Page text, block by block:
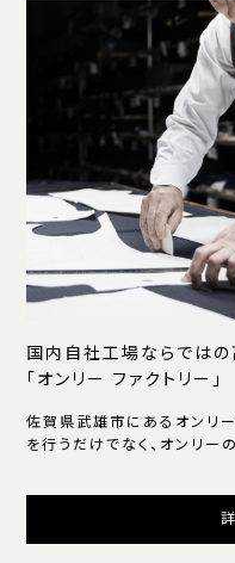
国内自社工場ならではの
「オンリー ファクトリー」
佐賀県武雄市にあるオンリー
を行うだけでなく、オンリー